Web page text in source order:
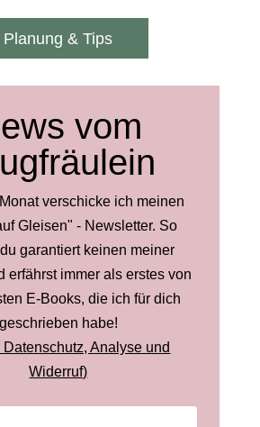
Planung & Tips
vom
verschicke ich meinen
Gleisen" - Newsletter. So
garantiert keinen meiner
erfährst immer als erstes von
E-Books, die ich für dich
geschrieben habe!
Datenschutz, Analyse und
Widerruf)